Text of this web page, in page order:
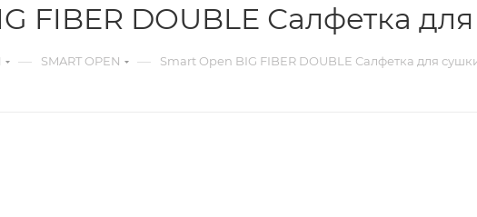
FIBER DOUBLE Салфетка
— SMART OPEN — Smart Open BIG FIBER DOUBLE Салфетка для